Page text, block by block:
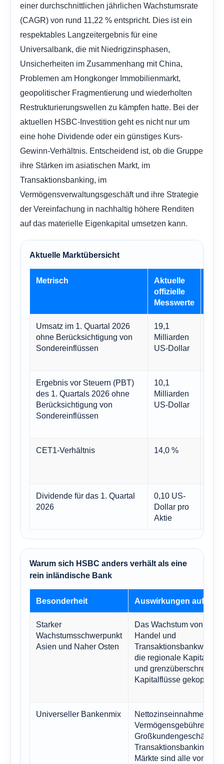
einer durchschnittlichen jährlichen Wachstumsrate
(CAGR) von rund 11,22 % entspricht. Dies ist ein
respektables Langzeitergebnis für eine
Universalbank, die mit Niedrigzinsphasen,
Unsicherheiten im Zusammenhang mit China,
Problemen am Hongkonger Immobilienmarkt,
geopolitischer Fragmentierung und wiederholten
Restrukturierungswellen zu kämpfen hatte. Bei der
aktuellen HSBC-Investition geht es nicht nur um
eine hohe Dividende oder ein günstiges Kurs-
Gewinn-Verhältnis. Entscheidend ist, ob die Gruppe
ihre Stärken im asiatischen Markt, im
Transaktionsbanking, im
Vermögensverwaltungsgeschäft und ihre Strategie
der Vereinfachung in nachhaltig höhere Renditen
auf das materielle Eigenkapital umsetzen kann.
Aktuelle Marktübersicht
Metrisch
Aktuelle
offizielle
Messwerte
Umsatz im 1. Quartal 2026
ohne Berücksichtigung von
Sondereinflüssen
19,1
Milliarden
US-Dollar
Ergebnis vor Steuern (PBT)
des 1. Quartals 2026 ohne
Berücksichtigung von
Sondereinflüssen
10,1
Milliarden
US-Dollar
CET1-Verhältnis 14,0 %
Dividende für das 1. Quartal
2026
0,10 US-
Dollar pro
Aktie
Warum sich HSBC anders verhält als eine
rein inländische Bank
Besonderheit Auswirkungen auf
Starker
Wachstumsschwerpunkt
Asien und Naher Osten
Das Wachstum von
Handel und
Transaktionsbankwesen
die regionale
und
Kapitalflüsse gekoppelt.
Universeller Bankenmix
Nettozinseinnahmen,
Vermögensgebühren,
Großkundengeschäft im
Transaktionsbanking und
Märkte sind alle von